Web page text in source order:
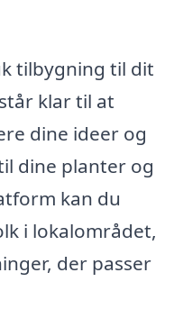
tilbygning til dit
klar til at
dine ideer og
dine planter og
kan du
i lokalområdet,
der passer